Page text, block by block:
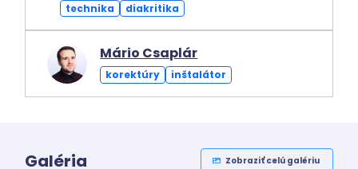
technika diakritika
Mário Csaplár
korektúry inštalátor
Galéria Zobraziť celú galériu